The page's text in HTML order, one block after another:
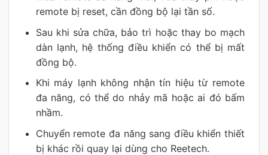
remote bị reset, cần đồng bộ lại tần số.
Sau khi sửa chữa, bảo trì hoặc thay bo mạch
dàn lạnh, hệ thống điều khiển có thể bị mất
đồng bộ.
Khi máy lạnh không nhận tín hiệu từ remote
đa năng, có thể do nhảy mã hoặc ai đó bấm
nhầm.
Chuyển remote đa năng sang điều khiển thiết
bị khác rồi quay lại dùng cho Reetech.